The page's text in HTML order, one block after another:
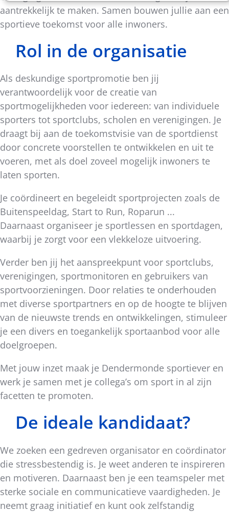
aantrekkelijk te maken. Samen bouwen jullie aan een
sportieve toekomst voor alle inwoners.
Rol in de organisatie
Als deskundige sportpromotie ben jij
verantwoordelijk voor de creatie van
sportmogelijkheden voor iedereen: van individuele
sporters tot sportclubs, scholen en verenigingen. Je
draagt bij aan de toekomstvisie van de sportdienst
door concrete voorstellen te ontwikkelen en uit te
voeren, met als doel zoveel mogelijk inwoners te
laten sporten.
Je coördineert en begeleidt sportprojecten zoals de
Buitenspeeldag, Start to Run, Roparun ...
Daarnaast organiseer je sportlessen en sportdagen,
waarbij je zorgt voor een vlekkeloze uitvoering.
Verder ben jij het aanspreekpunt voor sportclubs,
verenigingen, sportmonitoren en gebruikers van
sportvoorzieningen. Door relaties te onderhouden
met diverse sportpartners en op de hoogte te blijven
van de nieuwste trends en ontwikkelingen, stimuleer
je een divers en toegankelijk sportaanbod voor alle
doelgroepen.
Met jouw inzet maak je Dendermonde sportiever en
werk je samen met je collega’s om sport in al zijn
facetten te promoten.
De ideale kandidaat?
We zoeken een gedreven organisator en coördinator
die stressbestendig is. Je weet anderen te inspireren
en motiveren. Daarnaast ben je een teamspeler met
sterke sociale en communicatieve vaardigheden. Je
neemt graag initiatief en kunt ook zelfstandig